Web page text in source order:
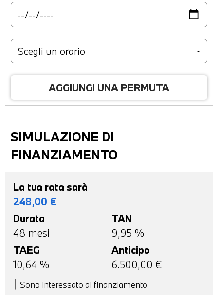
AGGIUNGI UNA PERMUTA
SIMULAZIONE DI
FINANZIAMENTO
La tua rata sarà
248,00 €
Durata
48 mesi
TAN
9,95 %
TAEG
10,64 %
Anticipo
6.500,00 €
Sono interessato al finanziamento